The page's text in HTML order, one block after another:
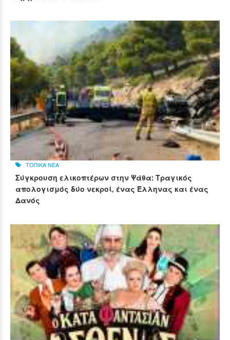
ΤΟΠΙΚΑ ΝΕΑ
Σύγκρουση ελικοπτέρων στην Ψάθα: Τραγικός
απολογισμός δύο νεκροί, ένας Έλληνας και ένας
Δανός